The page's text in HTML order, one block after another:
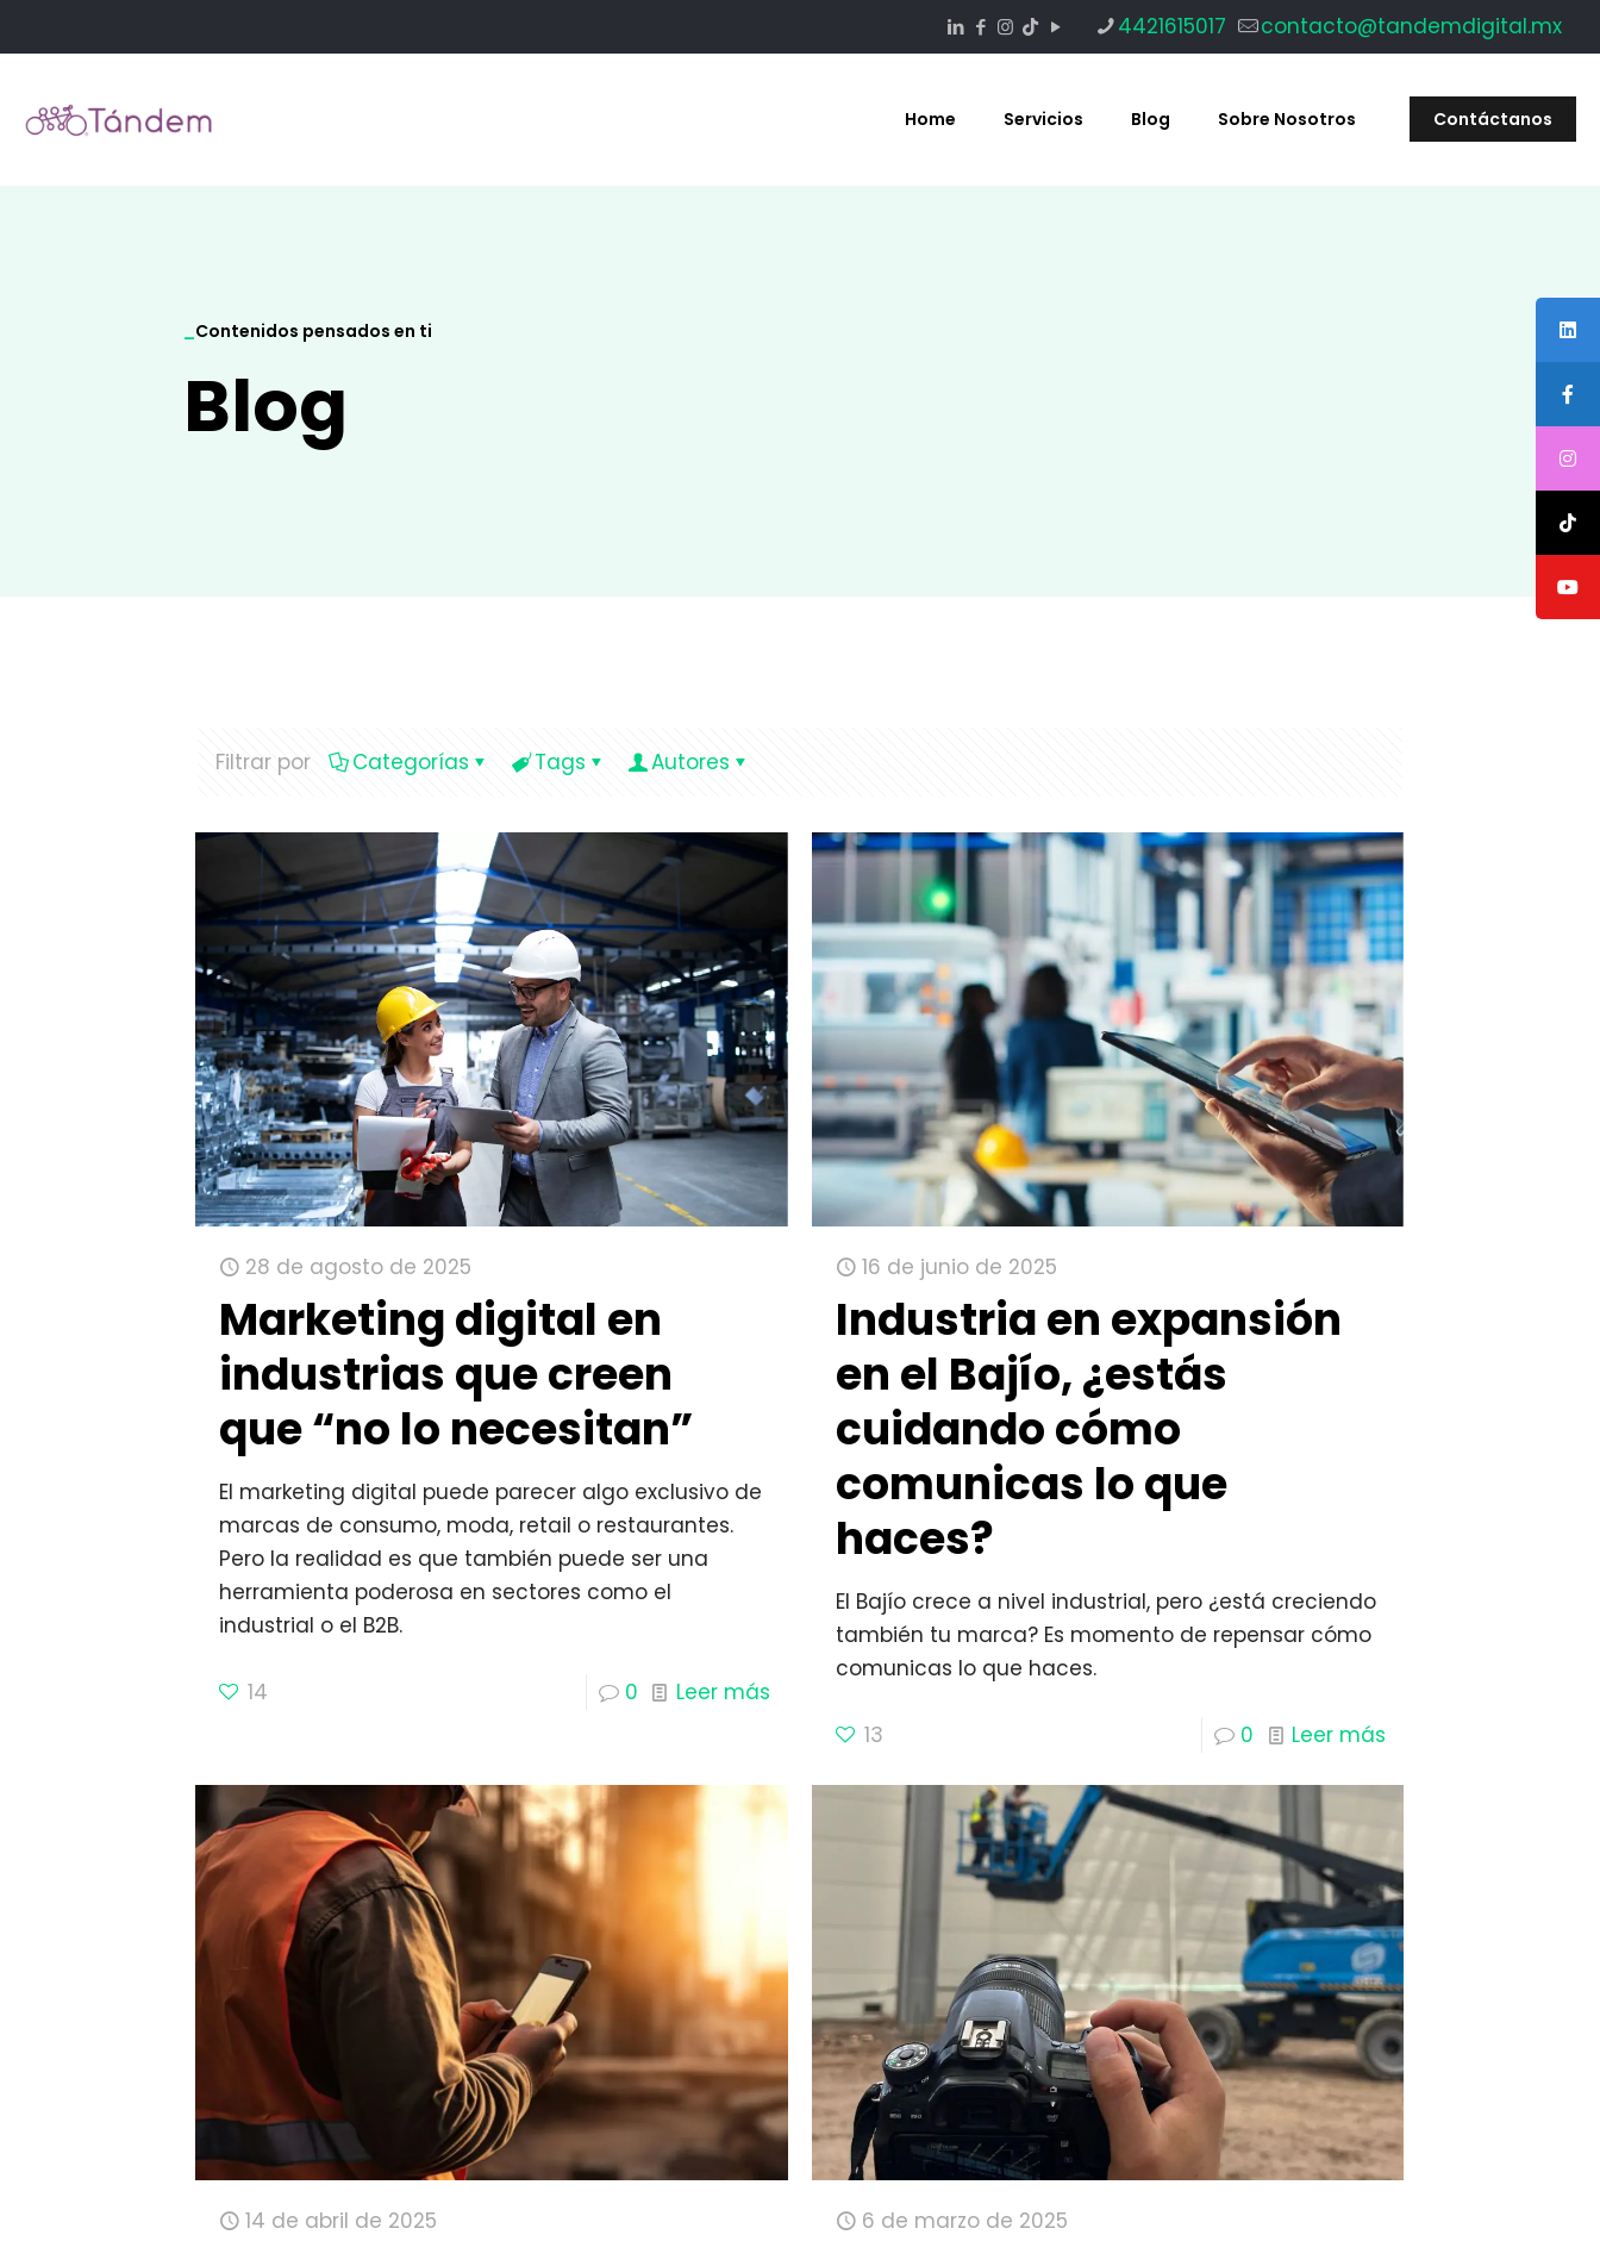
4421615017 contacto@tandemdigital.mx
Home Servicios Blog Sobre Nosotros Contáctanos
_Contenidos pensados en ti
Blog
Filtrar por Categorías Tags Autores
28 de agosto de 2025
Marketing digital en
industrias que creen
que “no lo necesitan”
El marketing digital puede parecer algo exclusivo de
marcas de consumo, moda, retail o restaurantes.
Pero la realidad es que también puede ser una
herramienta poderosa en sectores como el
industrial o el B2B.
14 0 Leer más
16 de junio de 2025
Industria en expansión
en el Bajío, ¿estás
cuidando cómo
comunicas lo que
haces?
El Bajío crece a nivel industrial, pero ¿está creciendo
también tu marca? Es momento de repensar cómo
comunicas lo que haces.
13 0 Leer más
14 de abril de 2025 6 de marzo de 2025